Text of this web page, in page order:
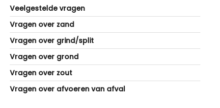
Veelgestelde vragen
Vragen over zand
Vragen over grind/split
Vragen over grond
Vragen over zout
Vragen over afvoeren van afval